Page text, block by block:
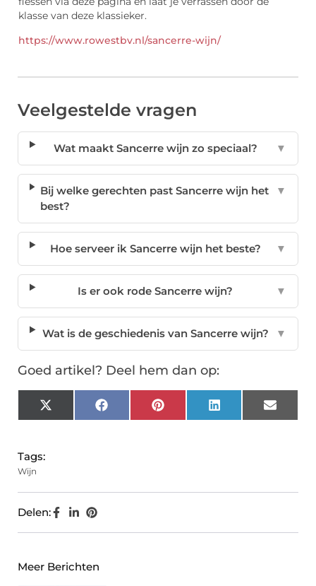
klasse van deze klassieker.
https://www.rowestbv.nl/sancerre-wijn/
Veelgestelde vragen
Wat maakt Sancerre wijn zo speciaal? ▼
Bij welke gerechten past Sancerre wijn het
best?
▼
Hoe serveer ik Sancerre wijn het beste? ▼
Is er ook rode Sancerre wijn? ▼
Wat is de geschiedenis van Sancerre wijn? ▼
Goed artikel? Deel hem dan op:
X
(Twitter)
FacebookPinterest LinkedIn Email
Tags:
Wijn
Delen:
Meer Berichten